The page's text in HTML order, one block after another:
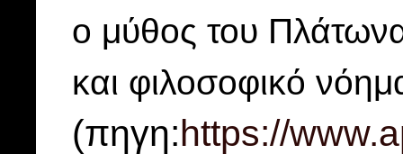
ο μύθος του
και φιλοσοφικό
(πηγη:https://